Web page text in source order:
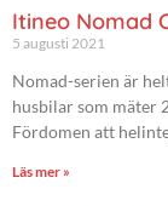
Itineo Nomad
5 augusti 2021
Nomad-serien är
husbilar som mäter
Fördomen att
Läs mer »